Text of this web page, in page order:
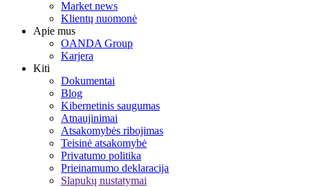
Market news
Klientų nuomonė
Apie mus
OANDA Group
Karjera
Kiti
Dokumentai
Blog
Kibernetinis saugumas
Atnaujinimai
Atsakomybės ribojimas
Teisinė atsakomybė
Privatumo politika
Prieinamumo deklaracija
Slapukų nustatymai